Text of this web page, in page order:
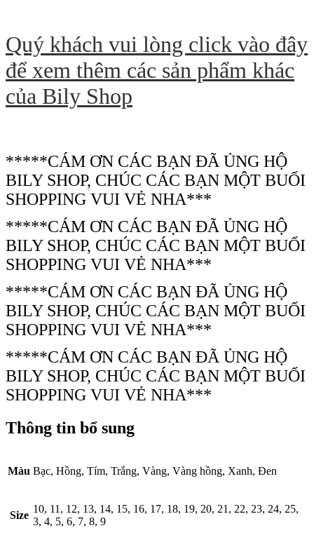
Quý khách vui lòng click vào đây
để xem thêm các sản phẩm khác
của Bily Shop
*****CÁM ƠN CÁC BẠN ĐÃ ỦNG HỘ
BILY SHOP, CHÚC CÁC BẠN MỘT BUỔI
SHOPPING VUI VẺ NHA***
*****CÁM ƠN CÁC BẠN ĐÃ ỦNG HỘ
BILY SHOP, CHÚC CÁC BẠN MỘT BUỔI
SHOPPING VUI VẺ NHA***
*****CÁM ƠN CÁC BẠN ĐÃ ỦNG HỘ
BILY SHOP, CHÚC CÁC BẠN MỘT BUỔI
SHOPPING VUI VẺ NHA***
*****CÁM ƠN CÁC BẠN ĐÃ ỦNG HỘ
BILY SHOP, CHÚC CÁC BẠN MỘT BUỔI
SHOPPING VUI VẺ NHA***
Thông tin bổ sung
Màu Bạc, Hồng, Tím, Trắng, Vàng, Vàng hồng, Xanh, Đen
Size
10, 11, 12, 13, 14, 15, 16, 17, 18, 19, 20, 21, 22, 23, 24, 25,
3, 4, 5, 6, 7, 8, 9